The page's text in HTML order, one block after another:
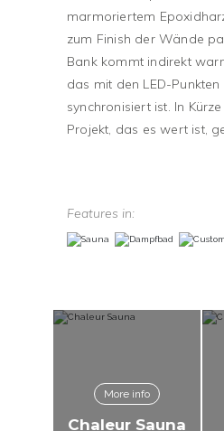
marmoriertem
zum Finish der Wände
Bank kommt indirekt
das mit den LED-Punkten
synchronisiert ist. In
Projekt, das es wert ist,
Features in:
More info
Chaleur Sauna